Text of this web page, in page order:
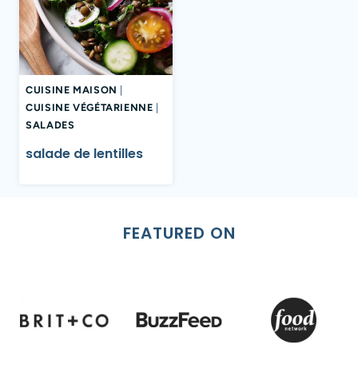
CUISINE MAISON
CUISINE VÉGÉTARIENNE
SALADES
salade de lentilles
FEATURED ON